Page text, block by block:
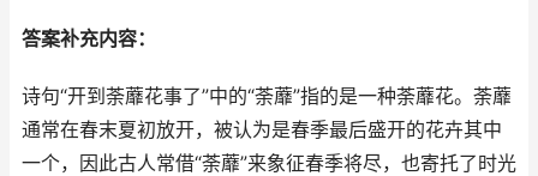
答案补充内容：
诗句“开到荼蘼花事了”中的“荼蘼”指的是一种荼蘼花。荼蘼
通常在春末夏初放开，被认为是春季最后盛开的花卉其中
一个，因此古人常借“荼蘼”来象征春季将尽，也寄托了时光